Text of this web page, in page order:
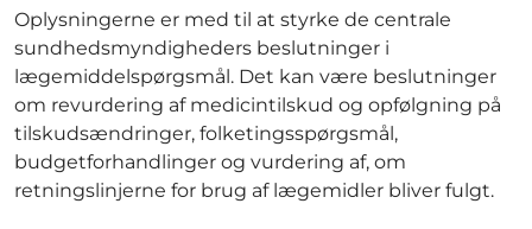
Oplysningerne er med til at styrke de centrale
sundhedsmyndigheders beslutninger i
lægemiddelspørgsmål. Det kan være beslutninger
om revurdering af medicintilskud og opfølgning på
tilskudsændringer, folketingsspørgsmål,
budgetforhandlinger og vurdering af, om
retningslinjerne for brug af lægemidler bliver fulgt.